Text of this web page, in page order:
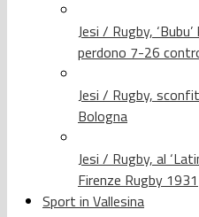
Jesi / Rugby,
perdono 7-26
Jesi / Rugby,
Bologna
Jesi / Rugby, al
Firenze Rugby 1931
Sport in Vallesina